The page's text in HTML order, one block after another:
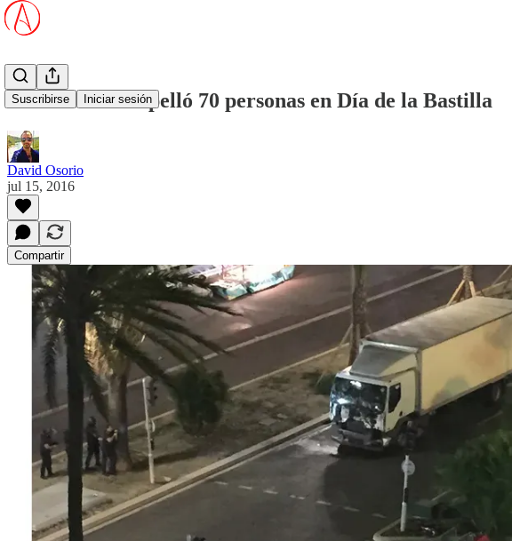
Suscribirse Iniciar sesión
Musulmán atropelló 70 personas en Día de la Bastilla
David Osorio
jul 15, 2016
Compartir